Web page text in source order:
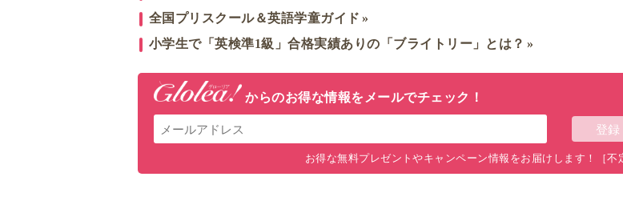
全国プリスクール＆英語学童ガイド
小学生で「英検準1級」合格実績ありの「ブライトリー」とは？
からのお得な情報をメールでチェック！
お得な無料プレゼントやキャンペーン情報をお届けします！［不